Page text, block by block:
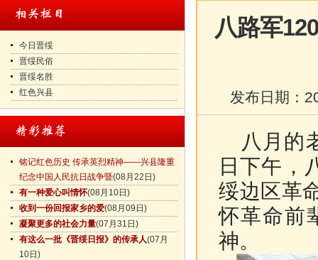
今日晋绥
晋绥民俗
晋绥名胜
红色兴县
铭记红色历史 传承英烈精神——兴县隆重
纪念中国人民抗日战争暨(08月22日)
有一种爱心叫情怀(08月10日)
收到一份回报家乡的爱(08月09日)
凝聚更多的社会力量(07月31日)
有这么一批《晋绥日报》的传承人(07月
10日)
八路军
发布日期：
八月的
日下午，
绥边区革
怀革命前
神。